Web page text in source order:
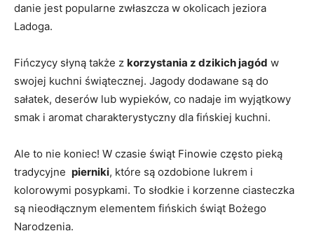
danie jest popularne⁣ zwłaszcza w okolicach​ jeziora⁤
Ladoga.
Fińczycy ⁢słyną także z korzystania z dzikich jagód w
swojej kuchni świątecznej. Jagody dodawane są do
sałatek, deserów lub wypieków, co nadaje ⁣im wyjątkowy
smak i aromat charakterystyczny ⁤dla fińskiej kuchni.
Ale to nie koniec! W czasie ⁣świąt Finowie często pieką
tradycyjne ⁣ pierniki, które są ozdobione lukrem ⁤i
kolorowymi posypkami. To słodkie i korzenne ​ciasteczka‍
są nieodłącznym elementem‍ fińskich świąt Bożego
⁣Narodzenia.